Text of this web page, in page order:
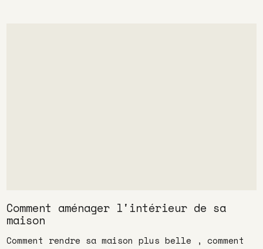
Comment aménager l'intérieur de sa
maison
Comment rendre sa maison plus belle , comment